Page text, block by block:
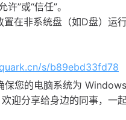
”或“信任”。
置在非系统盘（如D盘）运
s/b89ebd33fd78
保您的电脑系统为 Windows
迎分享给身边的同事，一